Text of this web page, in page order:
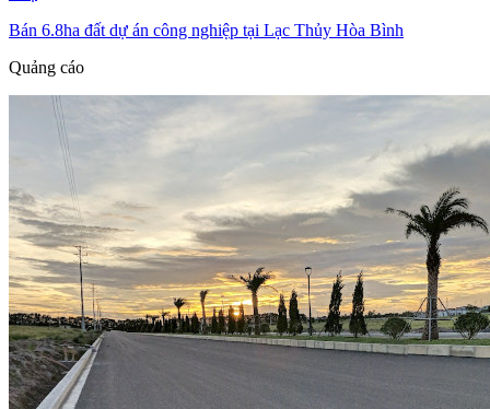
Bán 6.8ha đất dự án công nghiệp tại Lạc Thủy Hòa Bình
Quảng cáo